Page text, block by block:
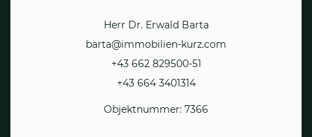
Herr Dr. Erwald Barta
barta@immobilien-kurz.com
+43 662 829500-51
+43 664 3401314
Objektnummer: 7366